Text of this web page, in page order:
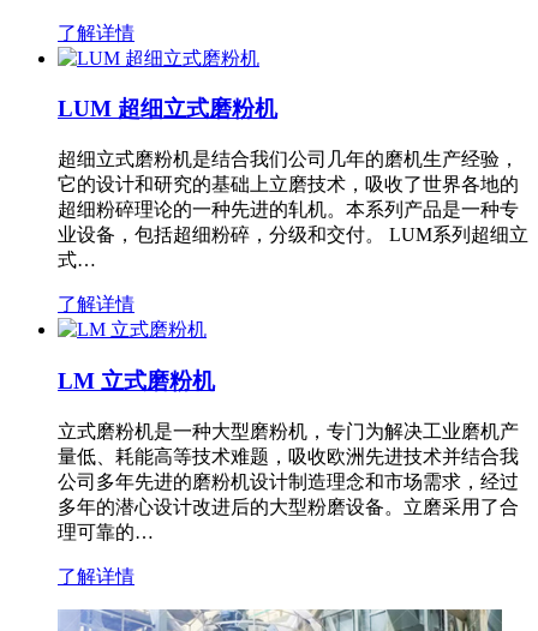
了解详情
LUM 超细立式磨粉机
超细立式磨粉机是结合我们公司几年的磨机生产经验，
它的设计和研究的基础上立磨技术，吸收了世界各地的
超细粉碎理论的一种先进的轧机。本系列产品是一种专
业设备，包括超细粉碎，分级和交付。 LUM系列超细立
式…
了解详情
LM 立式磨粉机
立式磨粉机是一种大型磨粉机，专门为解决工业磨机产
量低、耗能高等技术难题，吸收欧洲先进技术并结合我
公司多年先进的磨粉机设计制造理念和市场需求，经过
多年的潜心设计改进后的大型粉磨设备。立磨采用了合
理可靠的…
了解详情